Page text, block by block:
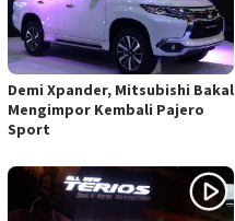
Demi Xpander, Mitsubishi Bakal
Mengimpor Kembali Pajero
Sport